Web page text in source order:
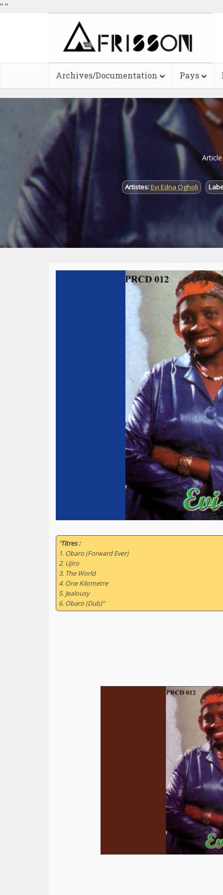
" "
Archives/Documentation Pays
Artistes:Evi Edna Ogholi
“Titres :
1. Obaro (Forward Ever)
2. Ujiro
3. The World
4. One Kilometre
5. Jealousy
6. Obaro (Dub)”